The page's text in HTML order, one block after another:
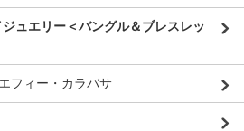
ュエリー＜バングル＆ブレスレッ
エフィー・カラバサ